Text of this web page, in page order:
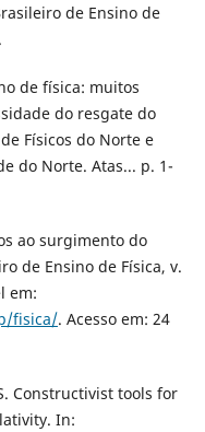
de Ensino de
de física: muitos
do resgate do
Físicos do Norte e
do Norte. Atas... p. 1-
ao surgimento do
de Ensino de Física, v.
em:
fisica/. Acesso em: 24
Constructivist tools for
In: